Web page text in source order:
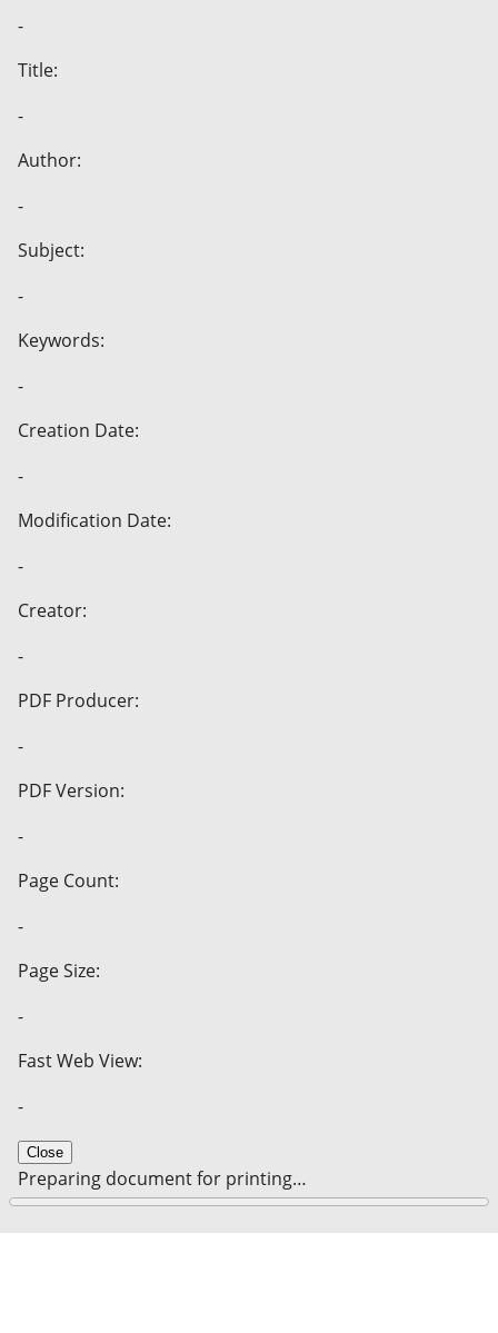
-
Title:
-
Author:
-
Subject:
-
Keywords:
-
Creation Date:
-
Modification Date:
-
Creator:
-
PDF Producer:
-
PDF Version:
-
Page Count:
-
Page Size:
-
Fast Web View:
-
Close
Preparing document for printing…